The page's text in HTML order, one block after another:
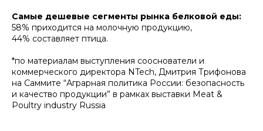
Самые дешевые сегменты рынка белковой еды:
58% приходится на молочную продукцию,
44% составляет птица.
*по материалам выступления сооснователи и
коммерческого директора NTech, Дмитрия Трифонова
на Саммите “Аграрная политика России: безопасность
и качество продукции” в рамках выставки Meat &
Poultry industry Russia